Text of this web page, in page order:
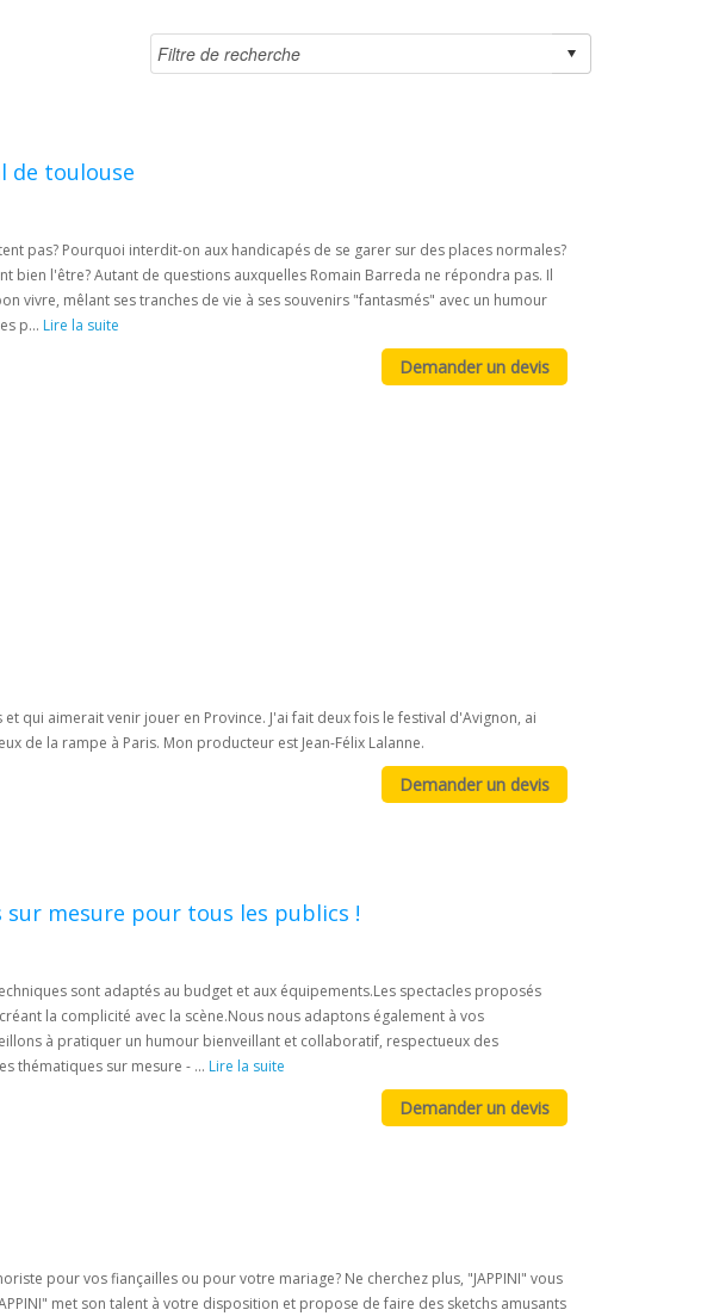
de toulouse
pas? Pourquoi interdit-on aux handicapés de se garer sur des places normales?
bien l'être? Autant de questions auxquelles Romain Barreda ne répondra pas. Il
vivre, mêlant ses tranches de vie à ses souvenirs "fantasmés" avec un humour
p... Lire la suite
qui aimerait venir jouer en Province. J'ai fait deux fois le festival d'Avignon, ai
de la rampe à Paris. Mon producteur est Jean-Félix Lalanne.
mesure pour tous les publics !
sont adaptés au budget et aux équipements. ​ Les spectacles proposés
la complicité avec la scène.​ Nous nous adaptons également à vos
à pratiquer un humour bienveillant et collaboratif, respectueux des
thématiques sur mesure - ... Lire la suite
pour vos fiançailles ou pour votre mariage? Ne cherchez plus, "JAPPINI" vous
met son talent à votre disposition et propose de faire des sketchs amusants